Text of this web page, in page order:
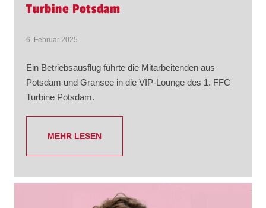
Turbine Potsdam
6. Februar 2025
Ein Betriebsausflug führte die Mitarbeitenden aus
Potsdam und Gransee in die VIP-Lounge des 1. FFC
Turbine Potsdam.
MEHR LESEN